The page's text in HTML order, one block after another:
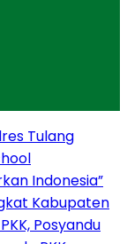
Tulang
Indonesia”
Kabupaten
Posyandu